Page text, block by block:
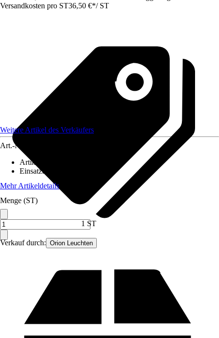
Versandkosten pro ST36,50 €*/ ST
Verkauf durch: Orion Leuchten
Weitere Artikel des Verkäufers
Art.-Nr.
Artikeltyp
Einsatzbereich
Mehr Artikeldetails
Menge (ST)
1 ST